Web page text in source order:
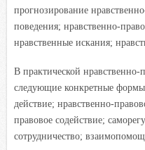
прогнозирование
поведения; нравственно-
нравственные искания;
В практической нравственно-
следующие конкретные
действие; нравственно-
правовое содействие;
сотрудничество;